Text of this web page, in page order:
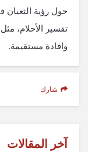
حول رؤية الثعبان
تفسير الأحلام،
وافادة مستقيمة.
شارك
آخر المقالات